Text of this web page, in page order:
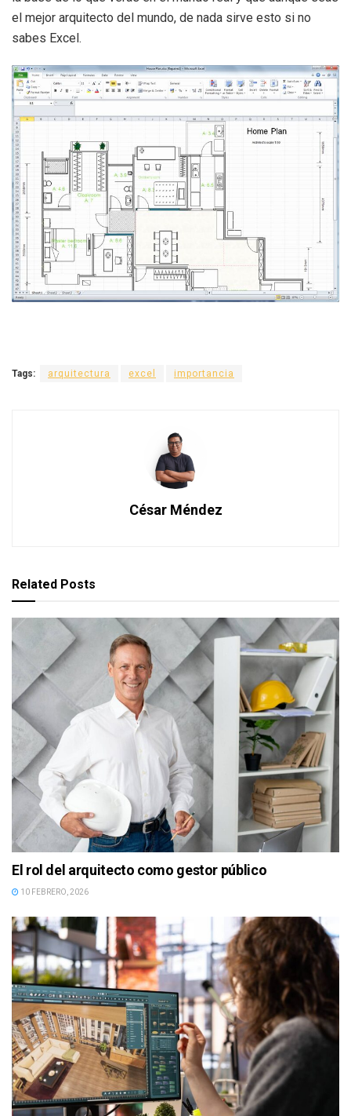
el mejor arquitecto del mundo, de nada sirve esto si no
sabes Excel.
Tags: arquitectura excel importancia
César Méndez
Related Posts
El rol del arquitecto como gestor público
10 FEBRERO, 2026